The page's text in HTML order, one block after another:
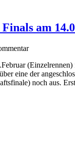
am
eine der
noch aus.